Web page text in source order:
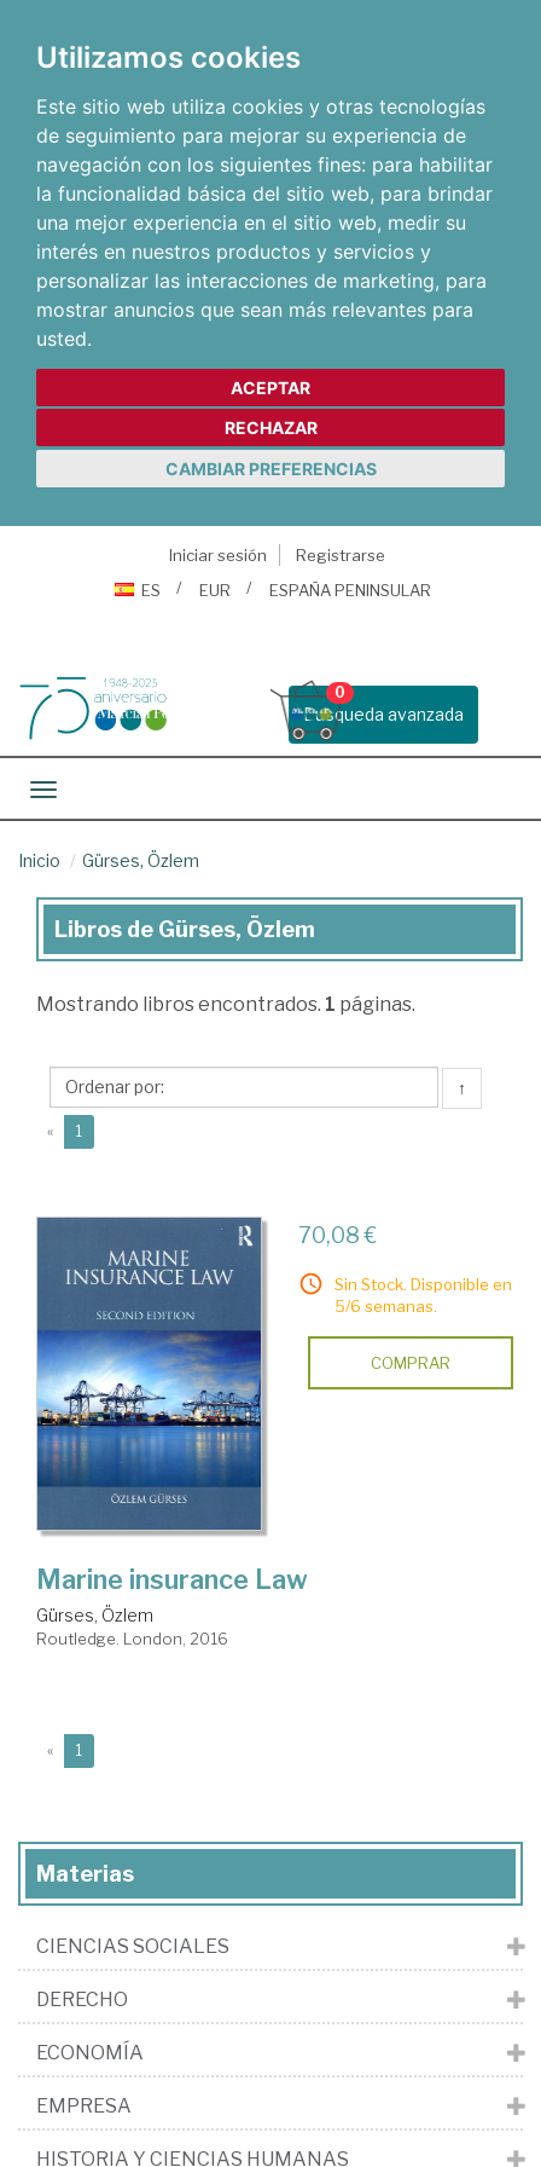
Utilizamos cookies
Este sitio web utiliza cookies y otras tecnologías
de seguimiento para mejorar su experiencia de
navegación con los siguientes fines: para habilitar
la funcionalidad básica del sitio web, para brindar
una mejor experiencia en el sitio web, medir su
interés en nuestros productos y servicios y
personalizar las interacciones de marketing, para
mostrar anuncios que sean más relevantes para
usted.
ACEPTAR
RECHAZAR
CAMBIAR PREFERENCIAS
Iniciar sesión
Registrarse
ES
EUR ESPAÑA PENINSULAR
Busqueda avanzada
0
Toggle navigation
Inicio Gürses, Özlem
Libros
Gürses,
Libros de Gürses, Özlem
Mostrando libros encontrados. 1 páginas.
↑
« 1
70,08 €
Sin Stock. Disponible en
5/6 semanas.
COMPRAR
Marine insurance Law
Gürses, Özlem
Routledge. London, 2016
« 1
Materias
CIENCIAS SOCIALES
DERECHO
ECONOMÍA
EMPRESA
HISTORIA Y CIENCIAS HUMANAS